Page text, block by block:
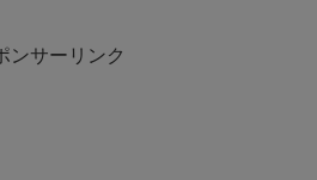
ンサーリンク